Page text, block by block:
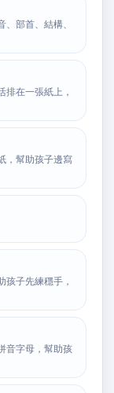
部首、結構、
排在一張紙上，
，幫助孩子邊寫
孩子先練穩手，
音字母，幫助孩